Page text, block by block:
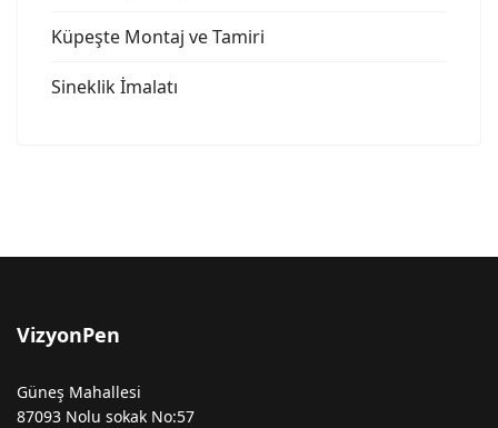
Küpeşte Montaj ve Tamiri
Sineklik İmalatı
VizyonPen
Güneş Mahallesi
87093 Nolu sokak No:57